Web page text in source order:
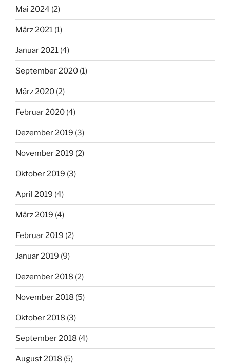
Mai 2024 (2)
März 2021 (1)
Januar 2021 (4)
September 2020 (1)
März 2020 (2)
Februar 2020 (4)
Dezember 2019 (3)
November 2019 (2)
Oktober 2019 (3)
April 2019 (4)
März 2019 (4)
Februar 2019 (2)
Januar 2019 (9)
Dezember 2018 (2)
November 2018 (5)
Oktober 2018 (3)
September 2018 (4)
August 2018 (5)